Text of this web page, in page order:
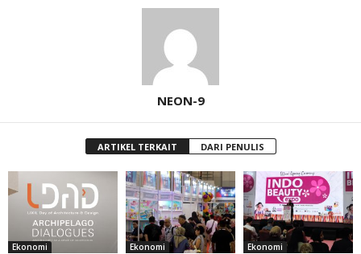
NEON-9
ARTIKEL TERKAIT DARI PENULIS
Ekonomi Ekonomi Ekonomi